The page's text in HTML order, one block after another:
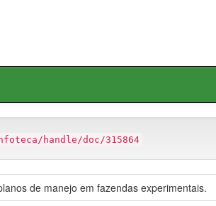
handle/doc/315864
de manejo em fazendas experimentais.